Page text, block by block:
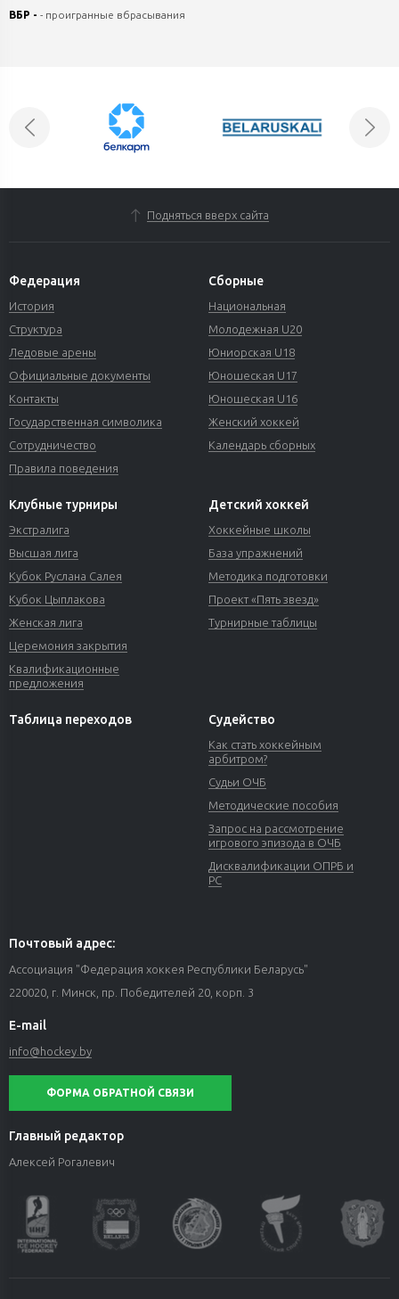
ВБР - - проигранные вбрасывания
Подняться вверх сайта
Федерация
История
Структура
Ледовые арены
Официальные документы
Контакты
Государственная символика
Сотрудничество
Правила поведения
Сборные
Национальная
Молодежная U20
Юниорская U18
Юношеская U17
Юношеская U16
Женский хоккей
Календарь сборных
Клубные турниры
Экстралига
Высшая лига
Кубок Руслана Салея
Кубок Цыплакова
Женская лига
Церемония закрытия
Квалификационные
предложения
Детский хоккей
Хоккейные школы
База упражнений
Методика подготовки
Проект «Пять звезд»
Турнирные таблицы
Таблица переходов Судейство
Как стать хоккейным
арбитром?
Судьи ОЧБ
Методические пособия
Запрос на рассмотрение
игрового эпизода в ОЧБ
Дисквалификации ОПРБ и
РС
Почтовый адрес:
Ассоциация "Федерация хоккея Республики Беларусь"
220020, г. Минск, пр. Победителей 20, корп. 3
E-mail
info@hockey.by
ФОРМА ОБРАТНОЙ СВЯЗИ
Главный редактор
Алексей Рогалевич